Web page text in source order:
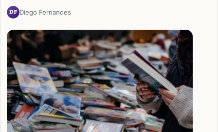
DF Diego Fernandes